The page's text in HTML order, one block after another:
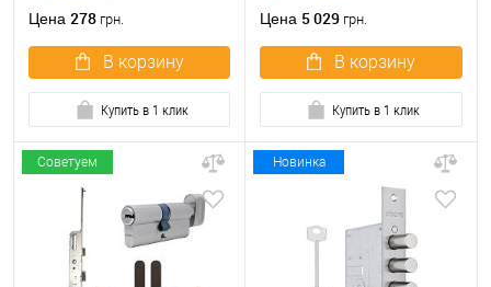
Цена 278 грн.
В корзину
Купить в 1 клик
Цена 5 029 грн.
В корзину
Купить в 1 клик
Советуем Новинка